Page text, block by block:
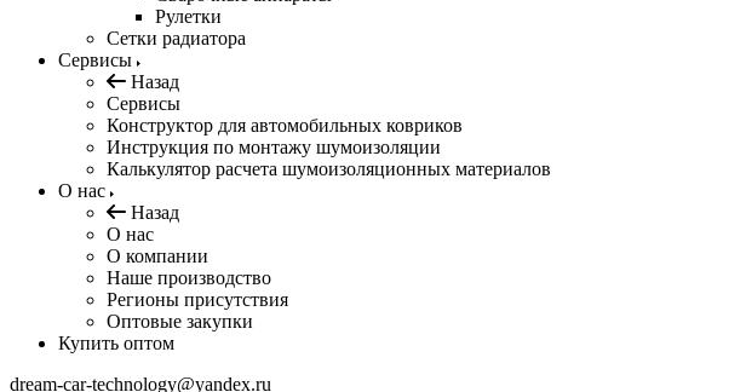
Рулетки
Сетки радиатора
Сервисы
Назад
Сервисы
Конструктор для автомобильных ковриков
Инструкция по монтажу шумоизоляции
Калькулятор расчета шумоизоляционных материалов
О нас
Назад
О нас
О компании
Наше производство
Регионы присутствия
Оптовые закупки
Купить оптом
dream-car-technology@yandex.ru